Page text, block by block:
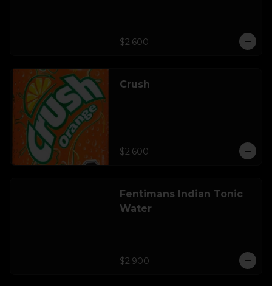
$2.600
Crush
$2.600
Fentimans Indian Tonic
Water
$2.900